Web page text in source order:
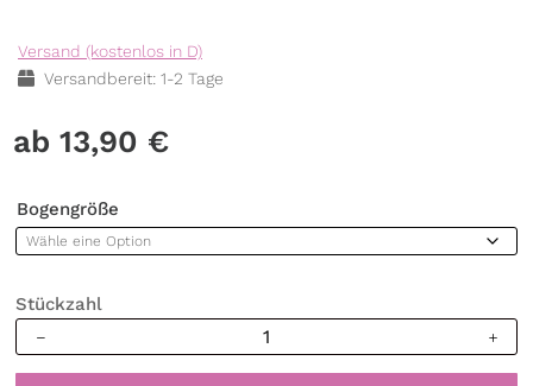
Versand (kostenlos in D)
Versandbereit: 1-2 Tage
13,90 €
Bogengröße
Stückzahl
Kinderzimmer